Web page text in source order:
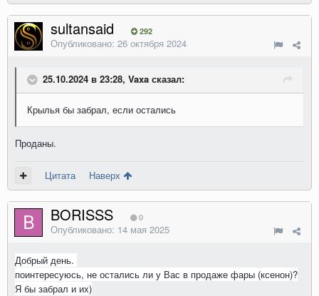
sultansaid 292
Опубликовано: 26 октября 2024
25.10.2024 в 23:28, Vaxa сказал:
Крылья бы забрал, если остались
Проданы.
Цитата Наверх
BORISSS 0
Опубликовано: 14 мая 2025
Добрый день.
поинтересуюсь, не остались ли у Вас в продаже фары (ксенон)?
Я бы забрал и их)